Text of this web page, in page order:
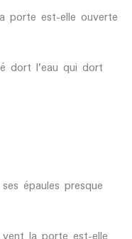
est-elle ouverte
dort l’eau qui dort
épaules presque